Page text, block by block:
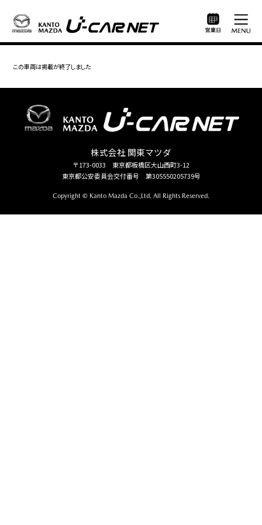
この車両は掲載が終了しました
株式会社 関東マツダ
〒173-0033 東京都板橋区大山西町3-12
東京都公安委員会交付番号 第305550205739号
Copyright © Kanto Mazda Co.,Ltd. All Rights Reserved.